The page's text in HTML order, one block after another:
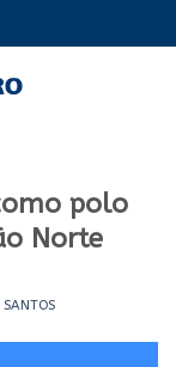
polo
Norte